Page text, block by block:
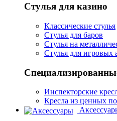
Стулья для казино
Классические стулья
Стулья для баров
Стулья на
Стулья для игровых
Инспекторские
Кресла из ценных